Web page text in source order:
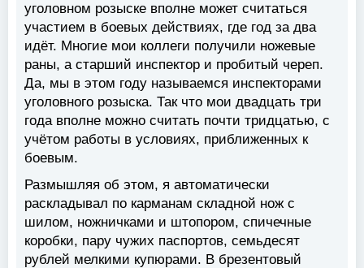
уголовном розыске вполне может считаться
участием в боевых действиях, где год за два
идёт. Многие мои коллеги получили ножевые
раны, а старший инспектор и пробитый череп.
Да, мы в этом году называемся инспекторами
уголовного розыска. Так что мои двадцать три
года вполне можно считать почти тридцатью, с
учётом работы в условиях, приближенных к
боевым.
Размышляя об этом, я автоматически
раскладывал по карманам складной нож с
шилом, ножничками и штопором, спичечные
коробки, пару чужих паспортов, семьдесят
рублей мелкими купюрами. В брезентовый